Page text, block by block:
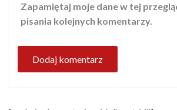
Zapamiętaj moje dane w tej
pisania kolejnych komentarzy.